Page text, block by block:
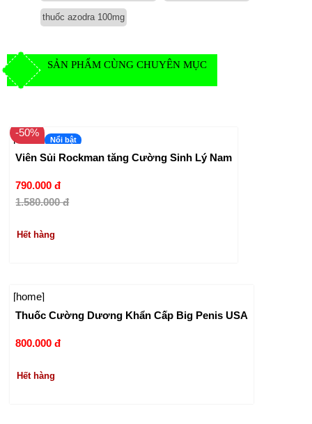
thuốc azodra 100mg
SẢN PHẨM CÙNG CHUYÊN MỤC
[home] Nổi bật
-50%
Viên Sủi Rockman tăng Cường Sinh Lý Nam
790.000 đ
1.580.000 đ
Hết hàng
[home]
Thuốc Cường Dương Khẩn Cấp Big Penis USA
800.000 đ
Hết hàng